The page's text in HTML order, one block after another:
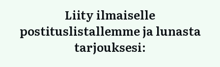
Liity ilmaiselle
postituslistallemme ja lunasta
tarjouksesi: